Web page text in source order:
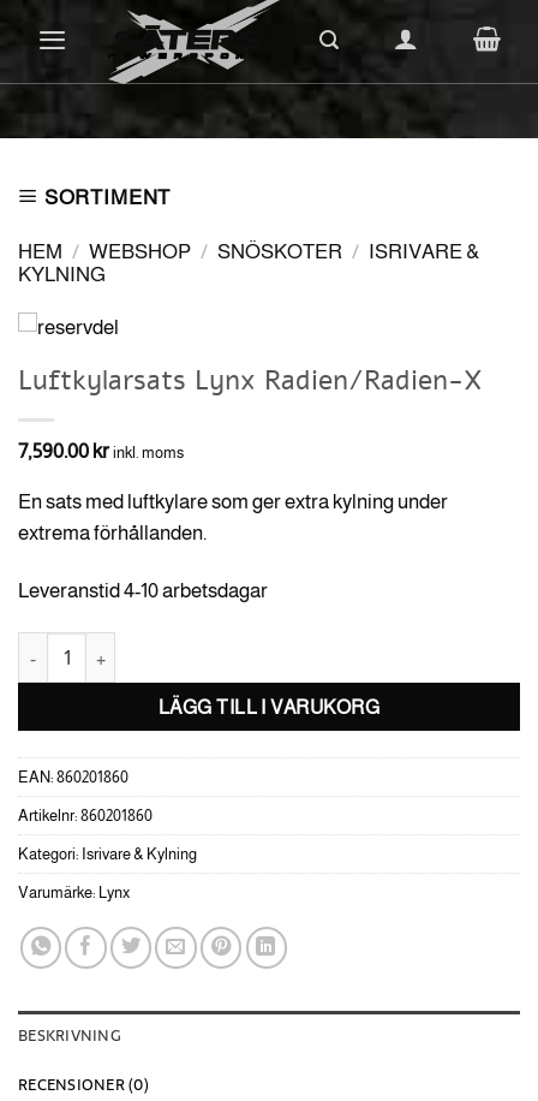
SORTIMENT
HEM / WEBSHOP / SNÖSKOTER / ISRIVARE &
KYLNING
Luftkylarsats Lynx Radien/Radien-X
7,590.00 kr inkl. moms
En sats med luftkylare som ger extra kylning under
extrema förhållanden.
Leveranstid 4-10 arbetsdagar
Luftkylarsats Lynx Radien/Radien-X mängd
LÄGG TILL I VARUKORG
EAN: 860201860
Artikelnr: 860201860
Kategori: Isrivare & Kylning
Varumärke: Lynx
BESKRIVNING
RECENSIONER (0)